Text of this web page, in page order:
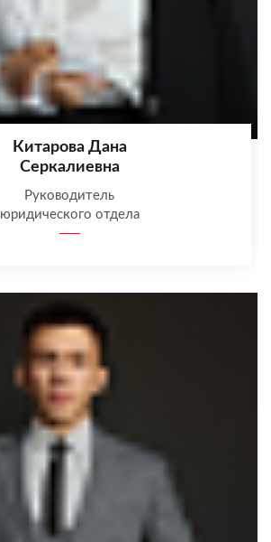
Китарова Дана
Серкалиевна
Руководитель
юридического отдела